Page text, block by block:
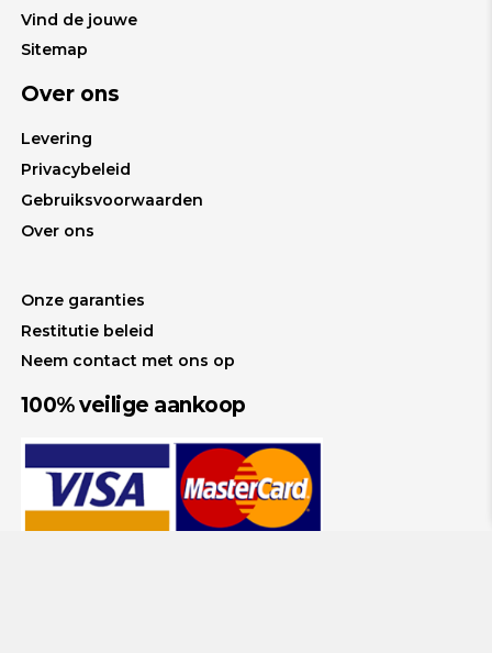
Vind de jouwe
Sitemap
Over ons
Levering
Privacybeleid
Gebruiksvoorwaarden
Over ons
Onze garanties
Restitutie beleid
Neem contact met ons op
100% veilige aankoop